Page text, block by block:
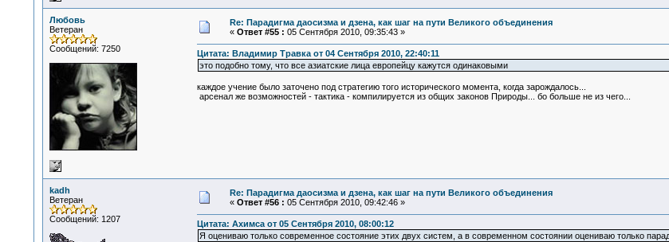
Любовь
Ветеран
Сообщений: 7250
Re: Парадигма даосизма и дзена, как шаг на пути Великого объединения
« Ответ #55 : 05 Сентября 2010, 09:35:43 »
Цитата: Владимир Травка от 04 Сентября 2010, 22:40:11
это подобно тому, что все азиатские лица европейцу кажутся одинаковыми
каждое учение было заточено под стратегию того исторического момента, когда зарождалось...
арсенал же возможностей - тактика - компилируется из общих законов Природы... бо больше не из чего...
kadh
Ветеран
Сообщений: 1207
Re: Парадигма даосизма и дзена, как шаг на пути Великого объединения
« Ответ #56 : 05 Сентября 2010, 09:42:46 »
Цитата: Ахимса от 05 Сентября 2010, 08:00:12
Я оцениваю только современное состояние этих двух систем, а в современном состоянии оцениваю только